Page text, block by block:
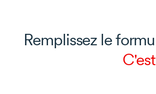
Remplissez le